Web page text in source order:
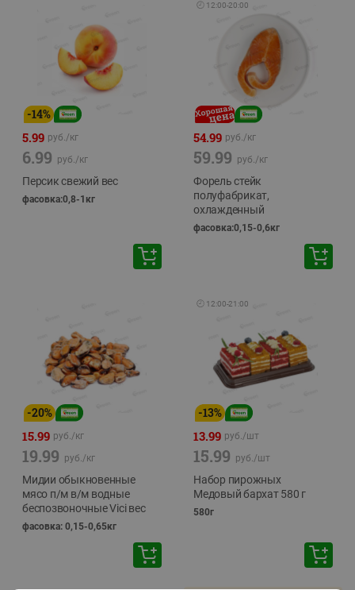
-14%
5.99 руб./кг
6.99 руб./кг
Персик свежий вес
фасовка:0,8-1кг
🕘 12:00-20:00
54.99 руб./кг
59.99 руб./кг
Форель стейк
полуфабрикат,
охлажденный
фасовка:0,15-0,6кг
-20%
15.99 руб./кг
19.99 руб./кг
Мидии обыкновенные
мясо п/м в/м водные
беспозвоночные Vici вес
фасовка: 0,15-0,65кг
🕘 12:00-21:00
-13%
13.99 руб./шт
15.99 руб./шт
Набор пирожных
Медовый бархат 580 г
580г